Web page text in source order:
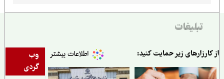
تبلیغات
وب
گردی
زیر حمایت کنید: